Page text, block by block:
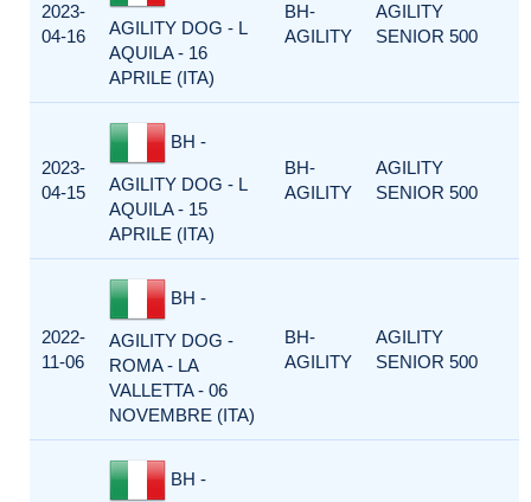
2023-
04-16
AGILITY DOG - L
AQUILA - 16
APRILE (ITA)
BH-
AGILITY
AGILITY
SENIOR 500
2023-
04-15
BH -
AGILITY DOG - L
AQUILA - 15
APRILE (ITA)
BH-
AGILITY
AGILITY
SENIOR 500
2022-
11-06
BH -
AGILITY DOG -
ROMA - LA
VALLETTA - 06
NOVEMBRE (ITA)
BH-
AGILITY
AGILITY
SENIOR 500
BH -